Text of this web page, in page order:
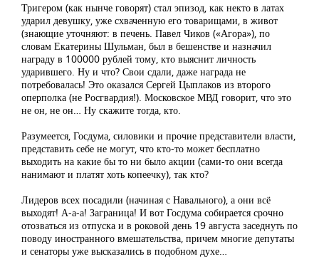
Тригером (как нынче говорят) стал эпизод, как некто в латах
ударил девушку, уже схваченную его товарищами, в живот
(знающие уточняют: в печень. Павел Чиков («Агора»), по
словам Екатерины Шульман, был в бешенстве и назначил
награду в 100000 рублей тому, кто выяснит личность
ударившего. Ну и что? Свои сдали, даже награда не
потребовалась! Это оказался Сергей Цыплаков из второго
оперполка (не Росгвардия!). Московское МВД говорит, что это
не он, не он… Ну скажите тогда, кто.
Разумеется, Госдума, силовики и прочие представители власти,
представить себе не могут, что кто-то может бесплатно
выходить на какие бы то ни было акции (сами-то они всегда
нанимают и платят хоть копеечку), так кто?
Лидеров всех посадили (начиная с Навального), а они всё
выходят! А-а-а! Заграница! И вот Госдума собирается срочно
отозваться из отпуска и в роковой день 19 августа заседнуть по
поводу иностранного вмешательства, причем многие депутаты
и сенаторы уже высказались в подобном духе…